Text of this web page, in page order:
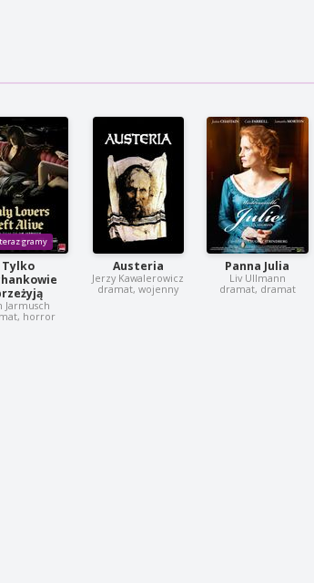
Tylko
Jarmusch
horror
Austeria
Jerzy Kawalerowicz
dramat, wojenny
Panna Julia
Liv Ullmann
dramat, dramat